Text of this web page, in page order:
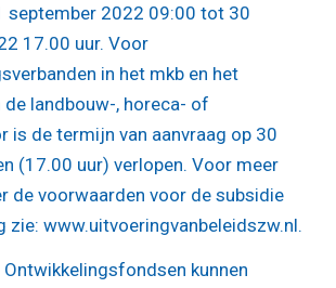
september 2022 09:00 tot 30
17.00 uur. Voor
in het mkb en het
landbouw-, horeca- of
is de termijn van aanvraag op 30
(17.00 uur) verlopen. Voor meer
de voorwaarden voor de subsidie
zie: www.uitvoeringvanbeleidszw.nl.
kunnen